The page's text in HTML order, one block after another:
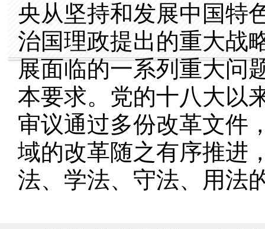
央从坚持和发展中国特
治国理政提出的重大战
展面临的一系列重大问
本要求。党的十八大以
审议通过多份改革文件
域的改革随之有序推进
法、学法、守法、用法